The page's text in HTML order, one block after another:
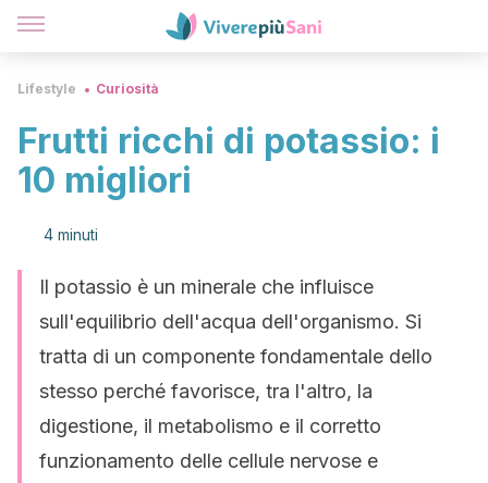
Lifestyle Curiosità
Frutti ricchi di potassio: i
10 migliori
4 minuti
Il potassio è un minerale che influisce
sull'equilibrio dell'acqua dell'organismo. Si
tratta di un componente fondamentale dello
stesso perché favorisce, tra l'altro, la
digestione, il metabolismo e il corretto
funzionamento delle cellule nervose e